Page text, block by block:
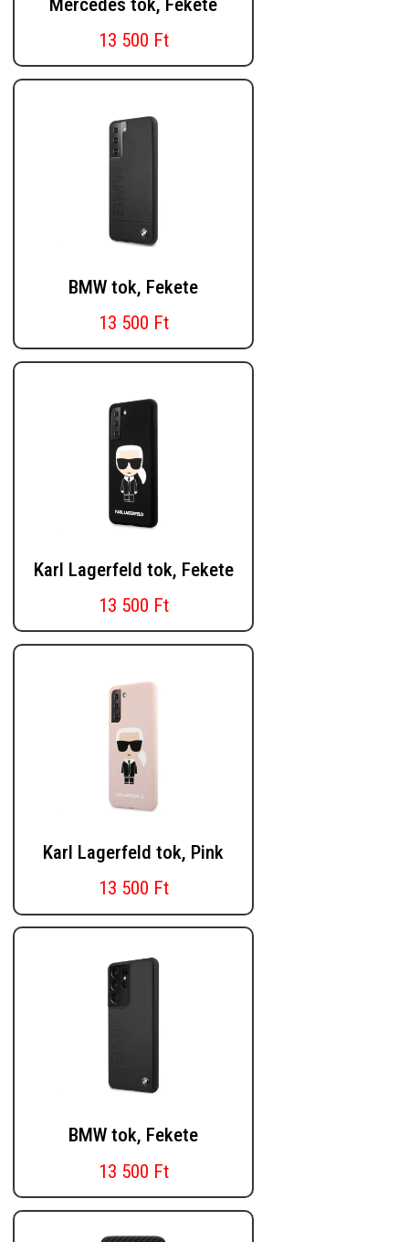
13 500 Ft
BMW tok, Fekete
13 500 Ft
Karl Lagerfeld tok, Fekete
13 500 Ft
Karl Lagerfeld tok, Pink
13 500 Ft
BMW tok, Fekete
13 500 Ft